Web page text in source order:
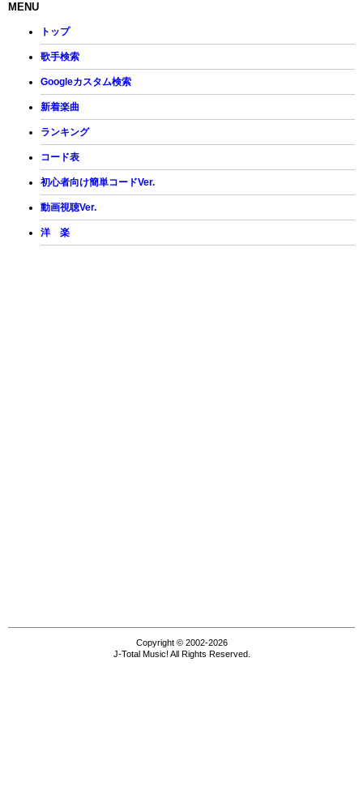
MENU
トップ
歌手検索
Googleカスタム検索
新着楽曲
ランキング
コード表
初心者向け簡単コードVer.
動画視聴Ver.
洋 楽
Copyright © 2002-2026
J-Total Music! All Rights Reserved.